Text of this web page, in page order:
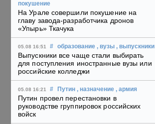
покушение
На Урале совершили покушение на
главу завода-разработчика дронов
«Упырь» Ткачука
05.08 16:51 # образование , вузы , выпускники
Выпускники все чаще стали выбирать
для поступления иностранные вузы или
российские колледжи
05.08 16:21 # Путин , назначение , армия
Путин провел перестановки в
руководстве группировок российских
войск